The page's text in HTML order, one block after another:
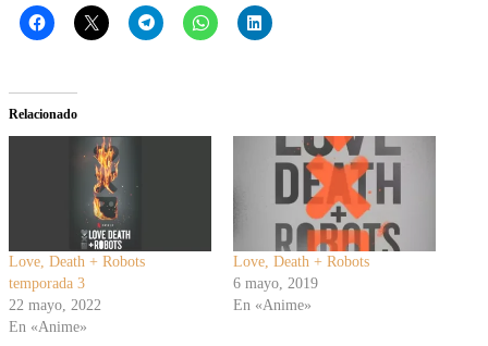
Relacionado
Love, Death + Robots
temporada 3
22 mayo, 2022
En «Anime»
Love, Death + Robots
6 mayo, 2019
En «Anime»